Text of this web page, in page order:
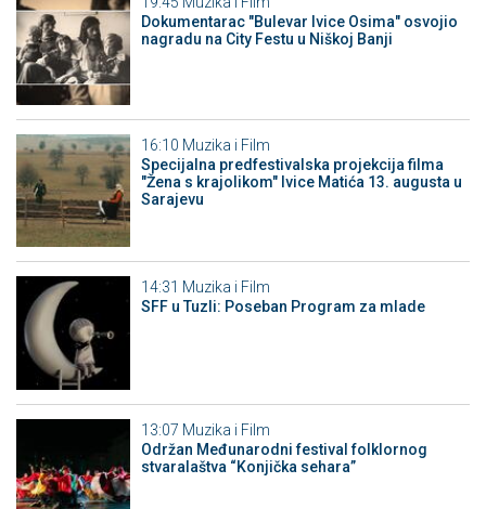
Dokumentarac "Bulevar Ivice Osima" osvojio
nagradu na City Festu u Niškoj Banji
16:10 Muzika i Film
Specijalna predfestivalska projekcija filma
"Žena s krajolikom" Ivice Matića 13. augusta u
Sarajevu
14:31 Muzika i Film
SFF u Tuzli: Poseban Program za mlade
13:07 Muzika i Film
Održan Međunarodni festival folklornog
stvaralaštva “Konjička sehara”